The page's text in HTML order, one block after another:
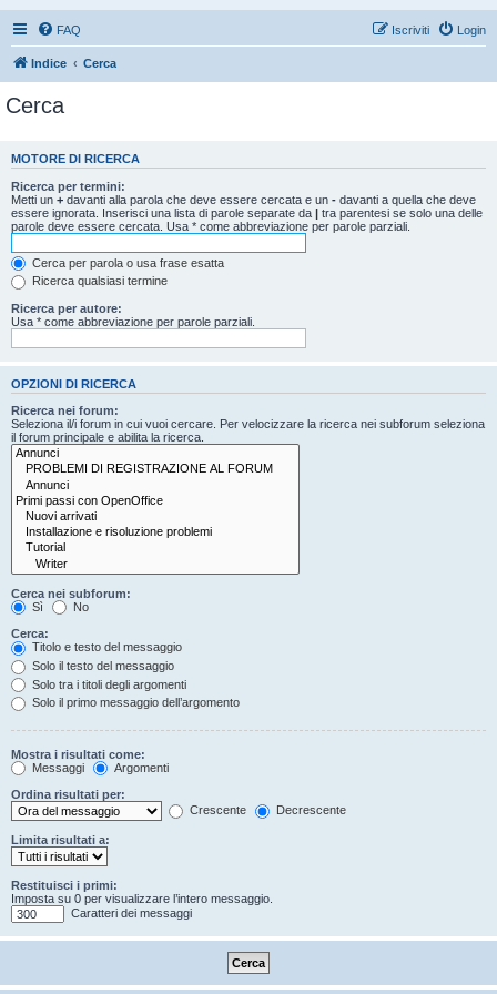
FAQ Login
Iscriviti
Indice Cerca
Cerca
MOTORE DI RICERCA
Ricerca per termini:
Metti un + davanti alla parola che deve essere cercata e un - davanti a quella che deve
essere ignorata. Inserisci una lista di parole separate da | tra parentesi se solo una delle
parole deve essere cercata. Usa * come abbreviazione per parole parziali.
Cerca per parola o usa frase esatta
Ricerca qualsiasi termine
Ricerca per autore:
Usa * come abbreviazione per parole parziali.
OPZIONI DI RICERCA
Ricerca nei forum:
Seleziona il/i forum in cui vuoi cercare. Per velocizzare la ricerca nei subforum seleziona
il forum principale e abilita la ricerca.
Cerca nei subforum:
Sì
No
Cerca:
Titolo e testo del messaggio
Solo il testo del messaggio
Solo tra i titoli degli argomenti
Solo il primo messaggio dell’argomento
Mostra i risultati come:
Messaggi
Argomenti
Ordina risultati per:
Crescente
Decrescente
Limita risultati a:
Restituisci i primi:
Imposta su 0 per visualizzare l’intero messaggio.
Caratteri dei messaggi